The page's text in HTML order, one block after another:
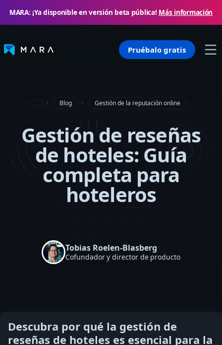
MARA: ¡Ya disponible en versión beta pública! Más información
Pruébalo gratis
Blog Gestión de la reputación online
Gestión de reseñas
de hoteles: Guía
completa para
hoteleros
Tobias Roelen-Blasberg
Cofundador y director de producto
Descubra por qué la gestión de
reseñas de hoteles es esencial para la